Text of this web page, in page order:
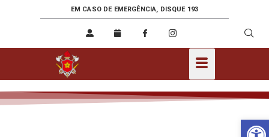
EM CASO DE EMERGÊNCIA, DISQUE 193